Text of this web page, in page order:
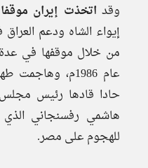
وقد اتخذت إيران
إيواء الشاه ودعم
من خلال موقفها في
عام 1986م،
حادا قادها رئيس مجلس
هاشمي رفسنجاني
للهجوم على مصر.